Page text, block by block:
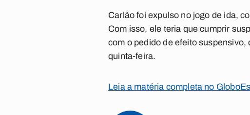
Carlão foi expulso no jogo de ida,
Com isso, ele teria que cumprir
com o pedido de efeito
quinta-feira.
Leia a matéria completa no